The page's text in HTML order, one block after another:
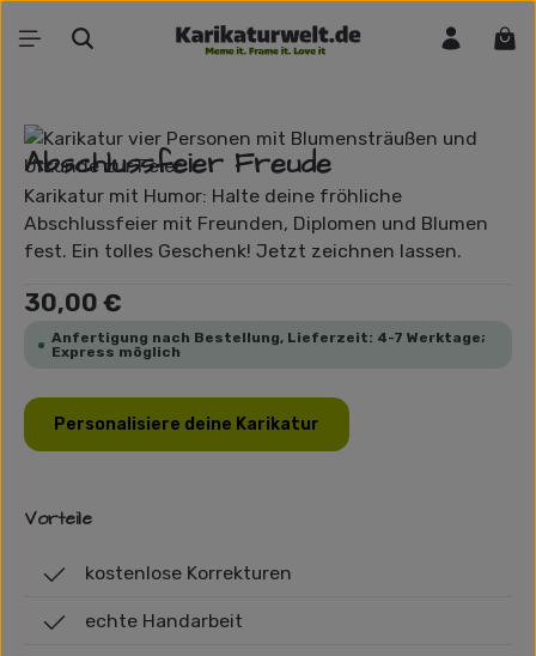
Zum Hauptinhalt springen
Bildergalerie überspringen
Abschlussfeier Freude
Karikatur mit Humor: Halte deine fröhliche
Abschlussfeier mit Freunden, Diplomen und Blumen
fest. Ein tolles Geschenk! Jetzt zeichnen lassen.
Regulärer Preis:
30,00 €
Anfertigung nach Bestellung, Lieferzeit: 4-7 Werktage;
Express möglich
Personalisiere deine Karikatur
Vorteile
kostenlose Korrekturen
echte Handarbeit